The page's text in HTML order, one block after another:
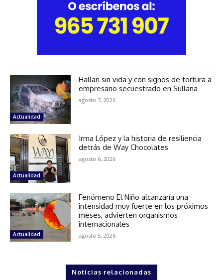
Actualidad
Hallan sin vida y con signos de tortura a
empresario secuestrado en Sullana
agosto 7, 2026
Actualidad
Irma López y la historia de resiliencia
detrás de Way Chocolates
agosto 6, 2026
Actualidad
Fenómeno El Niño alcanzaría una
intensidad muy fuerte en los próximos
meses, advierten organismos
internacionales
agosto 5, 2026
Noticias relacionadas